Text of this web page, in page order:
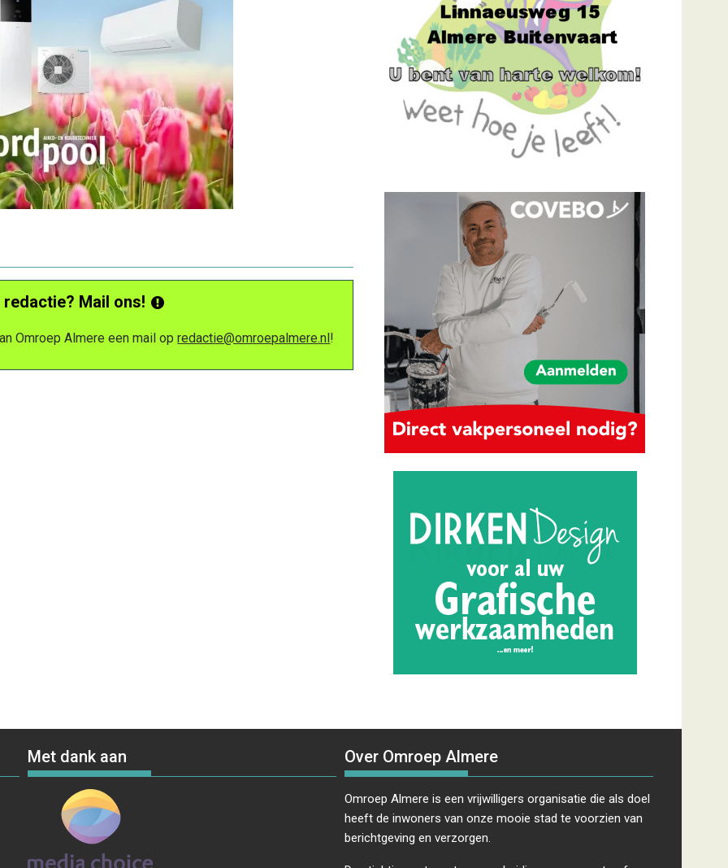
Mail ons!
Omroep Almere een mail opredactie@omroepalmere.nl!
Met dank aan Over Omroep Almere
Omroep Almere is een vrijwilligers organisatie die als doel
heeft de inwoners van onze mooie stad te voorzien van
berichtgeving en verzorgen.